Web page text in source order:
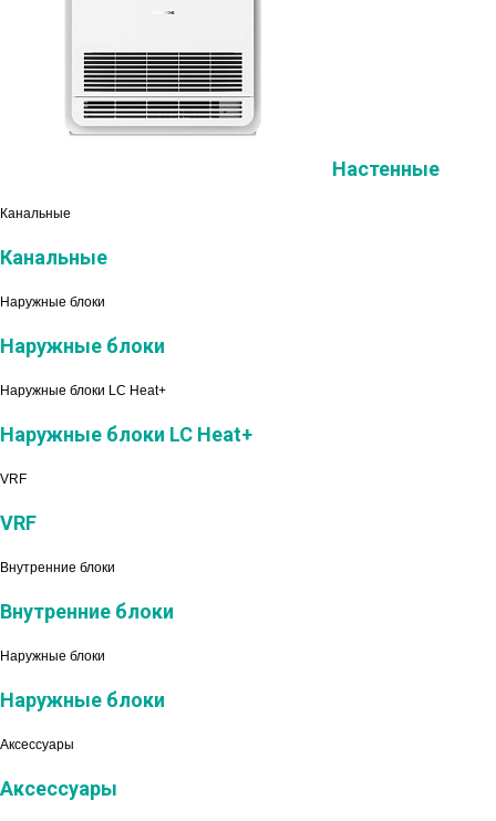
Настенные
Канальные
Канальные
Наружные блоки
Наружные блоки
Наружные блоки LC Heat+
Наружные блоки LC Heat+
VRF
VRF
Внутренние блоки
Внутренние блоки
Наружные блоки
Наружные блоки
Аксессуары
Аксессуары